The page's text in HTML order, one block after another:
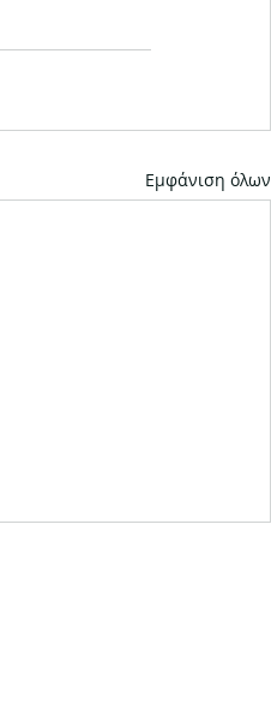
Εμφάνιση όλων